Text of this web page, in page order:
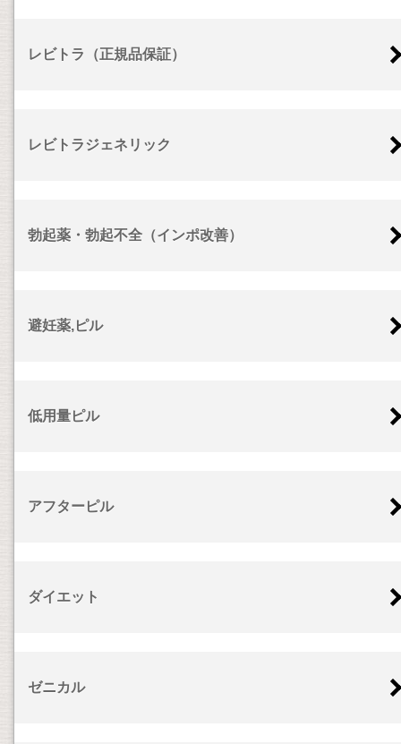
レビトラ（正規品保証）
レビトラジェネリック
勃起薬・勃起不全（インポ改善）
避妊薬,ピル
低用量ピル
アフターピル
ダイエット
ゼニカル